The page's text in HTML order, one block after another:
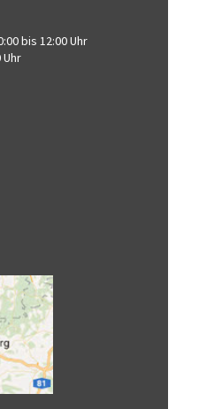
bis 12:00 Uhr
Uhr